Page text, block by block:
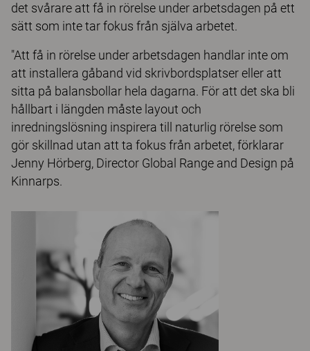
det svårare att få in rörelse under arbetsdagen på ett
sätt som inte tar fokus från själva arbetet.
"Att få in rörelse under arbetsdagen handlar inte om
att installera gåband vid skrivbordsplatser eller att
sitta på balansbollar hela dagarna. För att det ska bli
hållbart i längden måste layout och
inredningslösning inspirera till naturlig rörelse som
gör skillnad utan att ta fokus från arbetet, förklarar
Jenny Hörberg, Director Global Range and Design på
Kinnarps.